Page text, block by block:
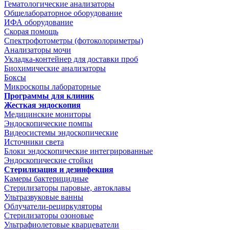
Гематологические анализаторы
Общелабораторное оборудование
ИФА оборудование
Скорая помощь
Спектрофотометры (фотоколориметры)
Анализаторы мочи
Укладка-контейнер для доставки проб
Биохимические анализаторы
Боксы
Микроскопы лабораторные
Программы для клиник
Жесткая эндоскопия
Медицинские мониторы
Эндоскопические помпы
Видеосистемы эндоскопические
Источники света
Блоки эндоскопические интегрированные
Эндоскопические стойки
Стерилизация и дезинфекция
Камеры бактерицидные
Стерилизаторы паровые, автоклавы
Ультразвуковые ванны
Облучатели-рециркуляторы
Стерилизаторы озоновые
Ультрафиолетовые кварцеватели